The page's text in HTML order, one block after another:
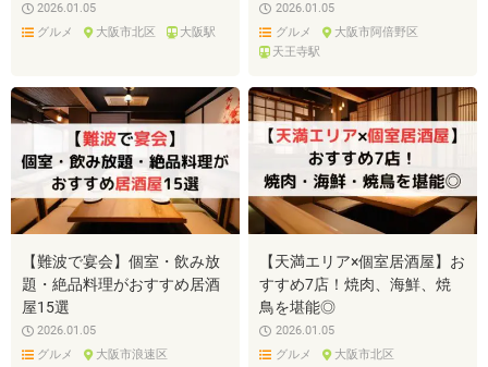
記事を探す
2026.01.05
グルメ
大阪市北区 大阪駅
2026.01.05
グルメ
大阪市阿倍野区
天王寺駅
【難波で宴会】個室・飲み放
題・絶品料理がおすすめ居酒
屋15選
2026.01.05
グルメ
大阪市浪速区
【天満エリア×個室居酒屋】お
すすめ7店！焼肉、海鮮、焼
鳥を堪能◎
2026.01.05
グルメ
大阪市北区